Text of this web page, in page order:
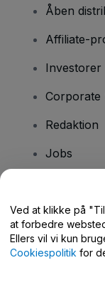
Åben
Affiliate-
Investorer
Corporate
Redaktion
Jobs
Har du
Ved at klikke på
at forbedre
Ellers vil vi kun
Cookiespolitik for